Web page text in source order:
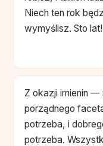
Niech ten rok
wymyślisz. Sto lat!
Z okazji imienin —
porządnego
potrzeba, i
potrzeba.